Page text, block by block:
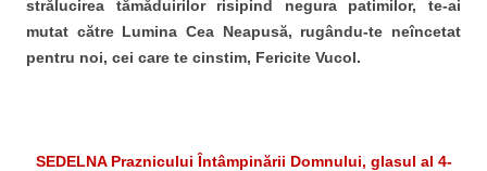
strălucirea tămăduirilor risipind negura patimilor, te-ai
mutat către Lumina Cea Neapusă, rugându-te neîncetat
pentru noi, cei care te cinstim, Fericite Vucol.
SEDELNA Praznicului Întâmpinării Domnului, glasul al 4-